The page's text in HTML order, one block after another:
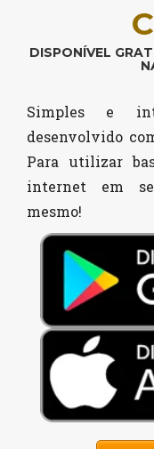
DISPONÍVEL
Simples e
desenvolvido
Para utilizar
internet em
mesmo!